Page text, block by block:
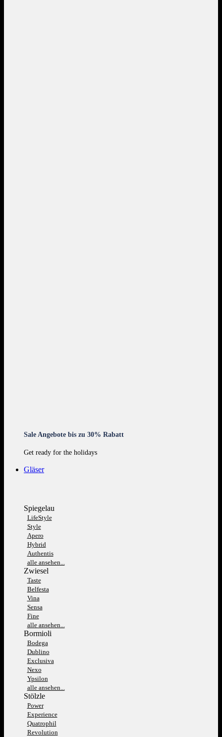
Sale Angebote bis zu 30% Rabatt
Get ready for the holidays
Gläser
Spiegelau
LifeStyle
Style
Apero
Hybrid
Authentis
alle ansehen...
Zwiesel
Taste
Belfesta
Vina
Sensa
Fine
alle ansehen...
Bormioli
Bodega
Dublino
Exclusiva
Nexo
Ypsilon
alle ansehen...
Stölzle
Power
Experience
Quatrophil
Revolution